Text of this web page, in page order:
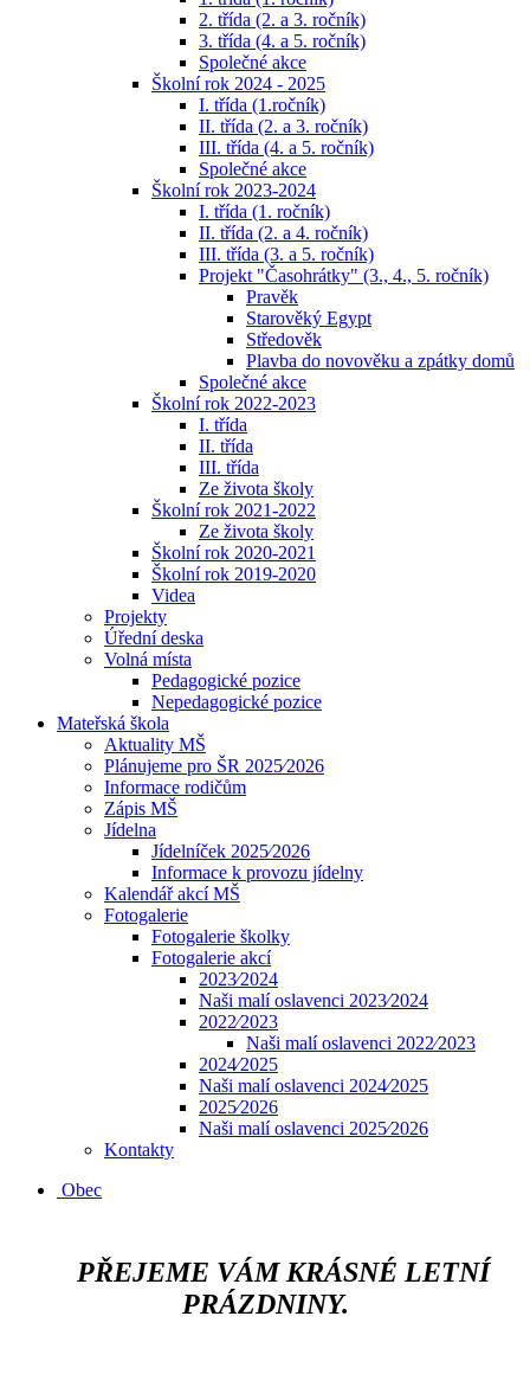
2. třída (2. a 3. ročník)
3. třída (4. a 5. ročník)
Společné akce
Školní rok 2024 - 2025
I. třída (1.ročník)
II. třída (2. a 3. ročník)
III. třída (4. a 5. ročník)
Společné akce
Školní rok 2023-2024
I. třída (1. ročník)
II. třída (2. a 4. ročník)
III. třída (3. a 5. ročník)
Projekt "Časohrátky" (3., 4., 5. ročník)
Pravěk
Starověký Egypt
Středověk
Plavba do novověku a zpátky domů
Společné akce
Školní rok 2022-2023
I. třída
II. třída
III. třída
Ze života školy
Školní rok 2021-2022
Ze života školy
Školní rok 2020-2021
Školní rok 2019-2020
Videa
Projekty
Úřední deska
Volná místa
Pedagogické pozice
Nepedagogické pozice
Mateřská škola
Aktuality MŠ
Plánujeme pro ŠR 2025⁄2026
Informace rodičům
Zápis MŠ
Jídelna
Jídelníček 2025⁄2026
Informace k provozu jídelny
Kalendář akcí MŠ
Fotogalerie
Fotogalerie školky
Fotogalerie akcí
2023⁄2024
Naši malí oslavenci 2023⁄2024
2022⁄2023
Naši malí oslavenci 2022⁄2023
2024⁄2025
Naši malí oslavenci 2024⁄2025
2025⁄2026
Naši malí oslavenci 2025⁄2026
Kontakty
Obec
PŘEJEME VÁM KRÁSNÉ LETNÍ
PRÁZDNINY.